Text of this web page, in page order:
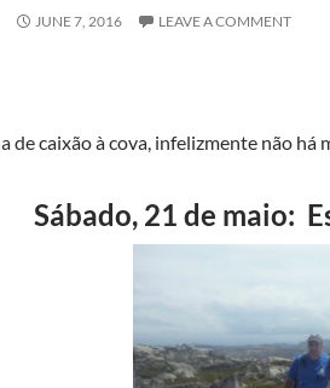
JUNE 7, 2016 LEAVE A COMMENT
de caixão à cova, infelizmente não há
Sábado, 21 de maio: